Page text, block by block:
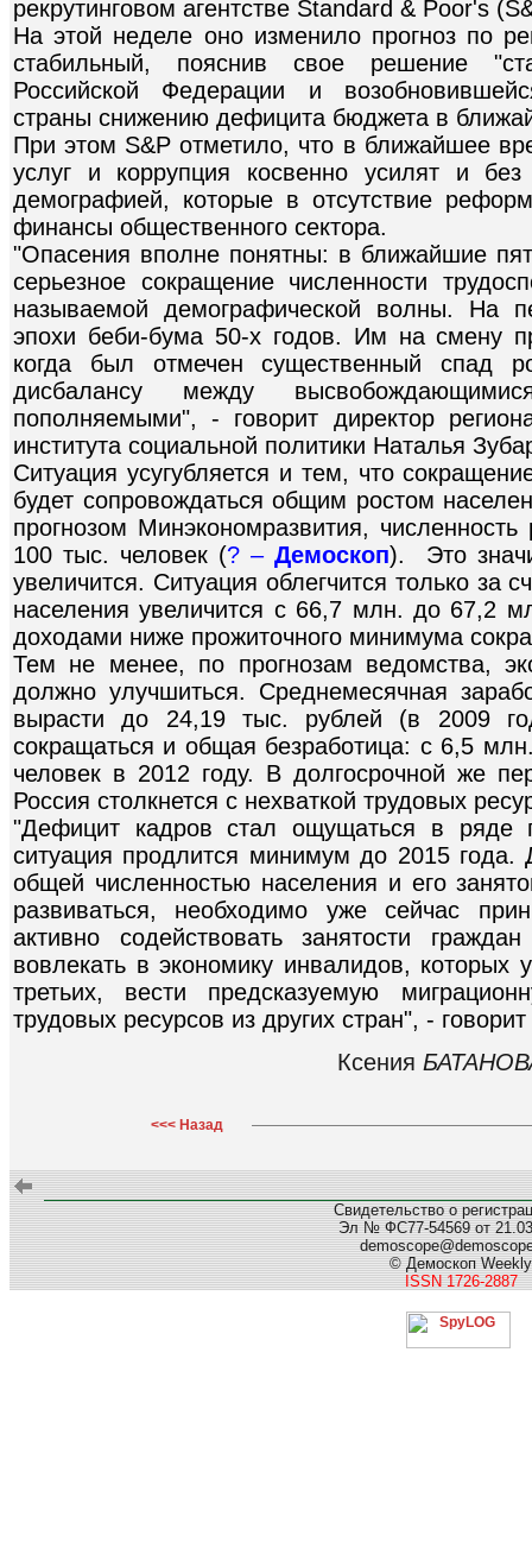
рекрутинговом агентстве Standard & Poor's
На этой неделе оно изменило прогноз по
стабильный, пояснив свое решение
Российской Федерации и
страны снижению дефицита бюджета в
При этом S&P отметило, что в ближайшее
услуг и коррупция косвенно усилят и
демографией, которые в отсутствие
финансы общественного сектора.
"Опасения вполне понятны: в ближайшие
серьезное сокращение численности
называемой демографической волны. На
эпохи беби-бума 50-х годов. Им на смену
когда был отмечен существенный спад
дисбалансу между
пополняемыми", - говорит директор
института социальной политики Наталья
Ситуация усугубляется и тем, что
будет сопровождаться общим ростом
прогнозом Минэкономразвития,
100 тыс. человек (? – Демоскоп). Это
увеличится. Ситуация облегчится только за
населения увеличится с 66,7 млн. до 67,2
доходами ниже прожиточного минимума
Тем не менее, по прогнозам ведомства,
должно улучшиться. Среднемесячная
вырасти до 24,19 тыс. рублей (в 2009
сокращаться и общая безработица: с 6,5
человек в 2012 году. В долгосрочной же
Россия столкнется с нехваткой трудовых
"Дефицит кадров стал ощущаться в ряде
ситуация продлится минимум до 2015
общей численностью населения и его
развиваться, необходимо уже сейчас
активно содействовать занятости
вовлекать в экономику инвалидов,
третьих, вести предсказуемую
трудовых ресурсов из других стран", -
Ксения
<<< Назад
Свидетельство о
Эл № ФС77-54569 от
© Демоскоп Weekly
ISSN 1726-2887